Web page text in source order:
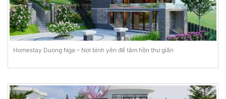
Homestay Duong Nga – Nơi bình yên để tâm hồn thư giãn